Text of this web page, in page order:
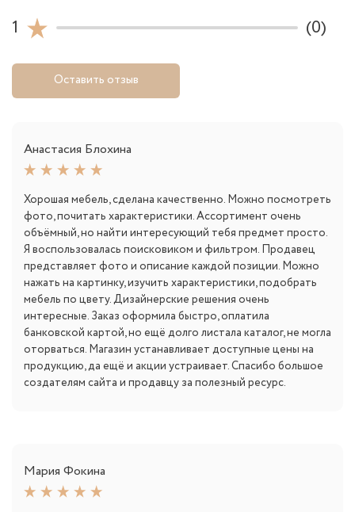
1
(0)
Оставить отзыв
Анастасия Блохина
Хорошая мебель, сделана качественно. Можно посмотреть
фото, почитать характеристики. Ассортимент очень
объёмный, но найти интересующий тебя предмет просто.
Я воспользовалась поисковиком и фильтром. Продавец
представляет фото и описание каждой позиции. Можно
нажать на картинку, изучить характеристики, подобрать
мебель по цвету. Дизайнерские решения очень
интересные. Заказ оформила быстро, оплатила
банковской картой, но ещё долго листала каталог, не могла
оторваться. Магазин устанавливает доступные цены на
продукцию, да ещё и акции устраивает. Спасибо большое
создателям сайта и продавцу за полезный ресурс.
Мария Фокина